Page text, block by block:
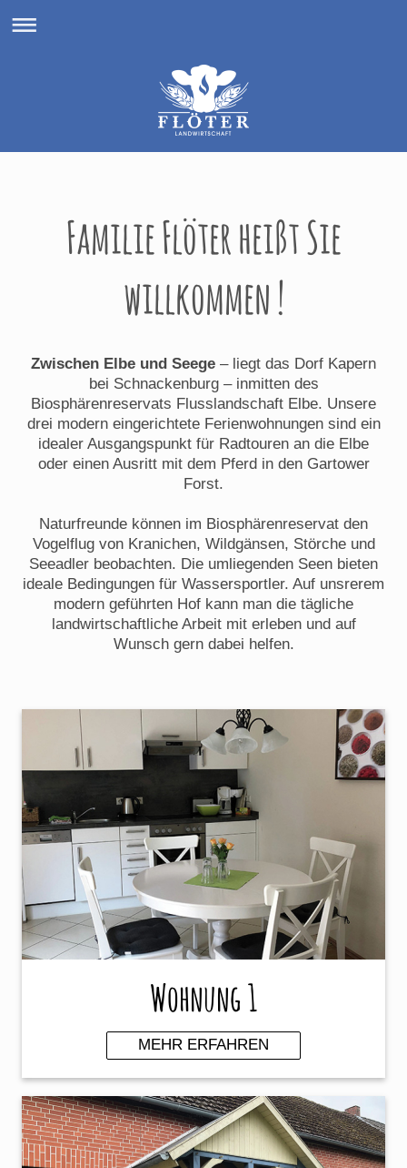
Familie Flöter heißt Sie
willkommen !
Zwischen Elbe und Seege – liegt das Dorf Kapern
bei Schnackenburg – inmitten des
Biosphärenreservats Flusslandschaft Elbe. Unsere
drei modern eingerichtete Ferienwohnungen sind ein
idealer Ausgangspunkt für Radtouren an die Elbe
oder einen Ausritt mit dem Pferd in den Gartower
Forst.
Naturfreunde können im Biosphärenreservat den
Vogelflug von Kranichen, Wildgänsen, Störche und
Seeadler beobachten. Die umliegenden Seen bieten
ideale Bedingungen für Wassersportler. Auf unsrerem
modern geführten Hof kann man die tägliche
landwirtschaftliche Arbeit mit erleben und auf
Wunsch gern dabei helfen.
Wohnung 1
MEHR ERFAHREN